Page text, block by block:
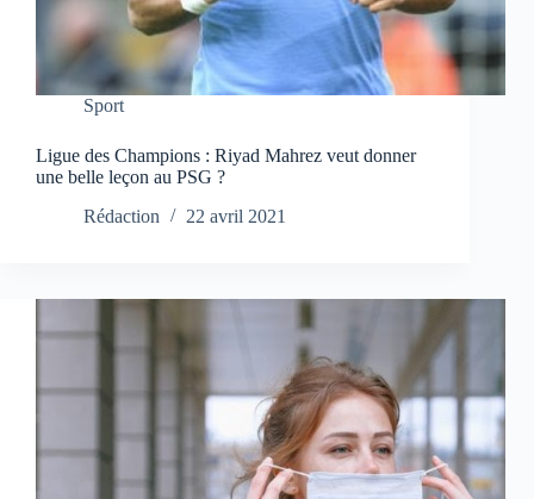
Sport
Ligue des Champions : Riyad Mahrez veut donner
une belle leçon au PSG ?
Rédaction
22 avril 2021